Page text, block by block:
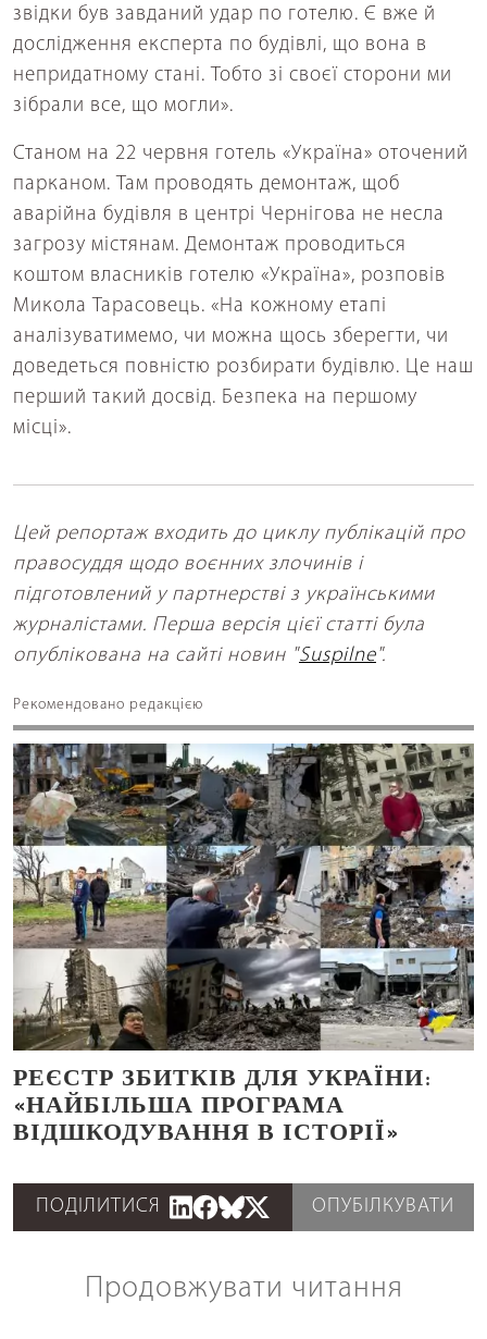
звідки був завданий удар по готелю. Є вже й
дослідження експерта по будівлі, що вона в
непридатному стані. Тобто зі своєї сторони ми
зібрали все, що могли».
Станом на 22 червня готель «Україна» оточений
парканом. Там проводять демонтаж, щоб
аварійна будівля в центрі Чернігова не несла
загрозу містянам. Демонтаж проводиться
коштом власників готелю «Україна», розповів
Микола Тарасовець. «На кожному етапі
аналізуватимемо, чи можна щось зберегти, чи
доведеться повністю розбирати будівлю. Це наш
перший такий досвід. Безпека на першому
місці».
Цей репортаж входить до циклу публікацій про
правосуддя щодо воєнних злочинів і
підготовлений у партнерстві з українськими
журналістами. Перша версія цієї статті була
опублікована на сайті новин "Suspilne".
Рекомендовано редакцією
РЕЄСТР ЗБИТКІВ ДЛЯ УКРАЇНИ:
«НАЙБІЛЬША ПРОГРАМА
ВІДШКОДУВАННЯ В ІСТОРІЇ»
ПОДІЛИТИСЯ ОПУБІЛКУВАТИ
Продовжувати читання